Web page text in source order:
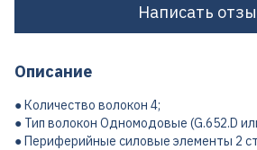
Написать
Описание
● Количество волокон 4;
● Тип волокон Одномодовые (G.652.D
● Периферийные силовые элементы 2